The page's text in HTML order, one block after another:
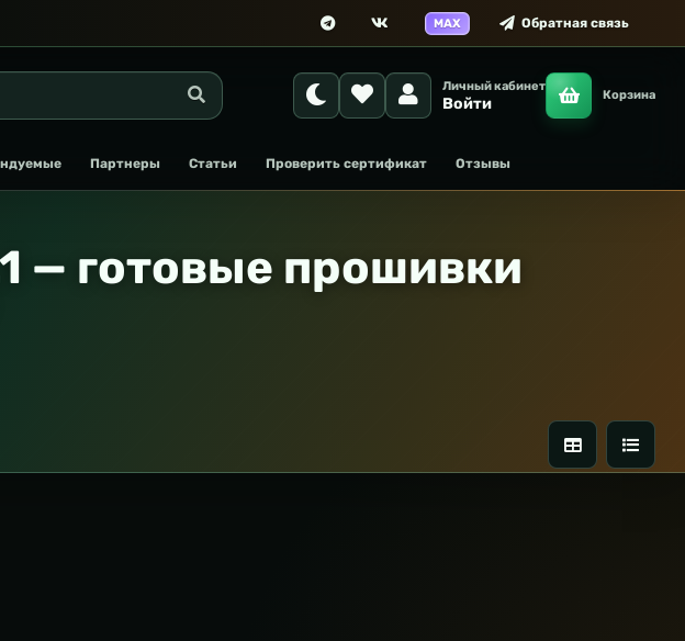
MAX Обратная связь
Личный кабинет
Войти Корзина
Партнеры Статьи Проверить сертификат Отзывы
— готовые прошивки